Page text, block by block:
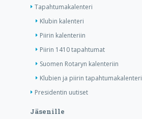
Tapahtumakalenteri
Klubin kalenteri
Piirin kalenteriin
Piirin 1410 tapahtumat
Suomen Rotaryn kalenteriin
Klubien ja piirin tapahtumakalenteri
Presidentin uutiset
Jäsenille